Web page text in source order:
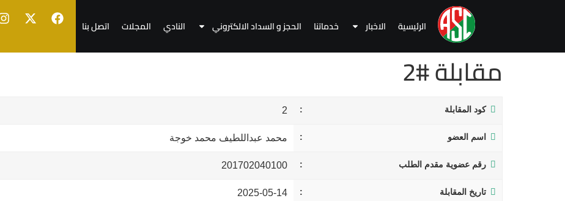
الرئيسية الاخبار خدماتنا الحجز و السداد الالكتروني النادي المجلات اتصل بنا
مقابلة #2
كود المقابلة 2
اسم العضو محمد عبداللطيف محمد خوجة
رقم عضوية مقدم الطلب 201702040100
تاريخ المقابلة 2025-05-14